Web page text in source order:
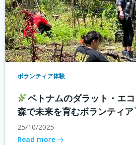
ボランティア体験
ベトナムのダラット・エ
森で未来を育むボランティア
25/10/2025
Read more